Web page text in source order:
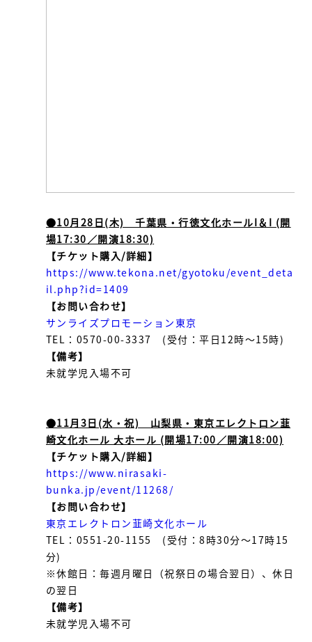
●10月28日(木) 千葉県・行徳文化ホールI＆I (開
場17:30／開演18:30)
【チケット購入/詳細】
https://www.tekona.net/gyotoku/event_deta
il.php?id=1409
【お問い合わせ】
サンライズプロモーション東京
TEL：0570-00-3337 (受付：平日12時～15時)
【備考】
未就学児入場不可
●11月3日(水・祝) 山梨県・東京エレクトロン韮
崎文化ホール 大ホール (開場17:00／開演18:00)
【チケット購入/詳細】
https://www.nirasaki-
bunka.jp/event/11268/
【お問い合わせ】
東京エレクトロン韮崎文化ホール
TEL：0551-20-1155 (受付：8時30分～17時15
分)
※休館日：毎週月曜日（祝祭日の場合翌日）、休日
の翌日
【備考】
未就学児入場不可